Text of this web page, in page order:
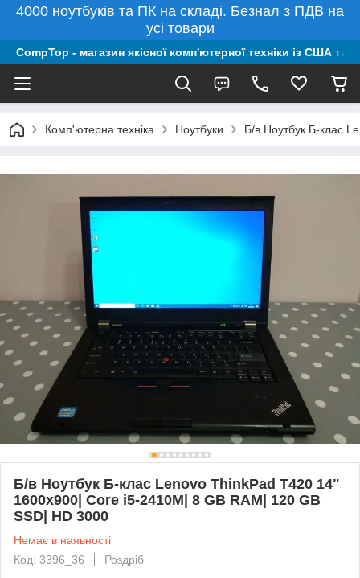
4000 ноутбуків та ПК на складі. Безнал з ПДВ на
усі товари
CompTop - магазин якісної комп'ютерної техніки із США та
Комп'ютерна техніка Ноутбуки Б/в Ноутбук Б-клас
Б/в Ноутбук Б-клас Lenovo ThinkPad T420 14"
1600x900| Core i5-2410M| 8 GB RAM| 120 GB
SSD| HD 3000
Немає в наявності
Код: 3396_36
Роздріб